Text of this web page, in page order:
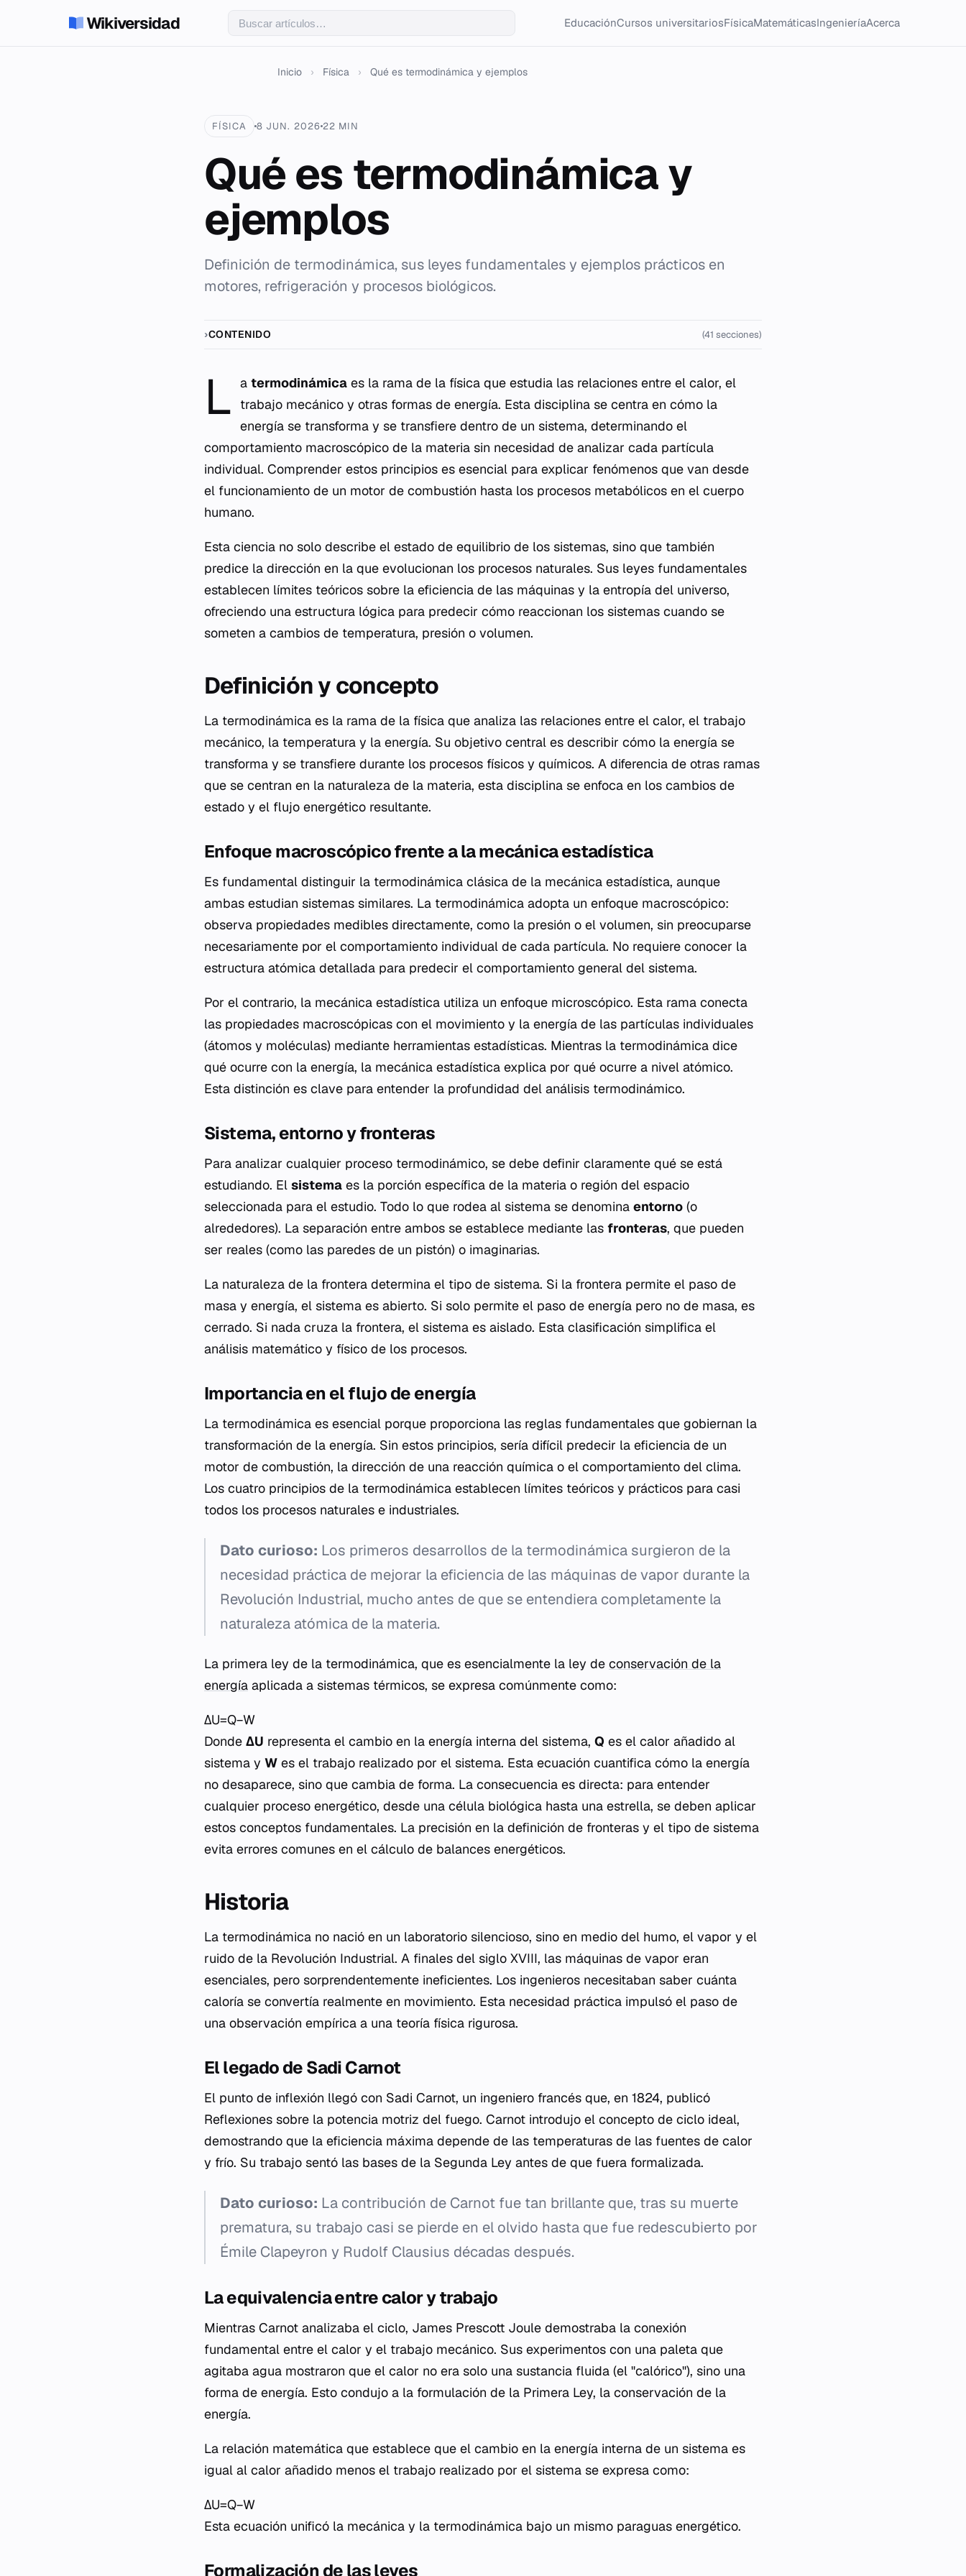
Wikiversidad EducaciónCursos universitariosFísicaMatemáticasIngenieríaAcerca
Inicio › Física › Qué es termodinámica y ejemplos
FÍSICA 8 JUN. 2026 22 MIN
Qué es termodinámica y
ejemplos
Definición de termodinámica, sus leyes fundamentales y ejemplos prácticos en
motores, refrigeración y procesos biológicos.
CONTENIDO (41 secciones)
L atermodinámica es la rama de la física que estudia las relaciones entre el calor, el
trabajo mecánico y otras formas de energía. Esta disciplina se centra en cómo la
energía se transforma y se transfiere dentro de un sistema, determinando el
comportamiento macroscópico de la materia sin necesidad de analizar cada partícula
individual. Comprender estos principios es esencial para explicar fenómenos que van desde
el funcionamiento de un motor de combustión hasta los procesos metabólicos en el cuerpo
humano.
Esta ciencia no solo describe el estado de equilibrio de los sistemas, sino que también
predice la dirección en la que evolucionan los procesos naturales. Sus leyes fundamentales
establecen límites teóricos sobre la eficiencia de las máquinas y la entropía del universo,
ofreciendo una estructura lógica para predecir cómo reaccionan los sistemas cuando se
someten a cambios de temperatura, presión o volumen.
Definición y concepto
La termodinámica es la rama de la física que analiza las relaciones entre el calor, el trabajo
mecánico, la temperatura y la energía. Su objetivo central es describir cómo la energía se
transforma y se transfiere durante los procesos físicos y químicos. A diferencia de otras ramas
que se centran en la naturaleza de la materia, esta disciplina se enfoca en los cambios de
estado y el flujo energético resultante.
Enfoque macroscópico frente a la mecánica estadística
Es fundamental distinguir la termodinámica clásica de la mecánica estadística, aunque
ambas estudian sistemas similares. La termodinámica adopta un enfoque macroscópico:
observa propiedades medibles directamente, como la presión o el volumen, sin preocuparse
necesariamente por el comportamiento individual de cada partícula. No requiere conocer la
estructura atómica detallada para predecir el comportamiento general del sistema.
Por el contrario, la mecánica estadística utiliza un enfoque microscópico. Esta rama conecta
las propiedades macroscópicas con el movimiento y la energía de las partículas individuales
(átomos y moléculas) mediante herramientas estadísticas. Mientras la termodinámica dice
qué ocurre con la energía, la mecánica estadística explica por qué ocurre a nivel atómico.
Esta distinción es clave para entender la profundidad del análisis termodinámico.
Sistema, entorno y fronteras
Para analizar cualquier proceso termodinámico, se debe definir claramente qué se está
estudiando. El sistema es la porción específica de la materia o región del espacio
seleccionada para el estudio. Todo lo que rodea al sistema se denomina entorno (o
alrededores). La separación entre ambos se establece mediante las fronteras, que pueden
ser reales (como las paredes de un pistón) o imaginarias.
La naturaleza de la frontera determina el tipo de sistema. Si la frontera permite el paso de
masa y energía, el sistema es abierto. Si solo permite el paso de energía pero no de masa, es
cerrado. Si nada cruza la frontera, el sistema es aislado. Esta clasificación simplifica el
análisis matemático y físico de los procesos.
Importancia en el flujo de energía
La termodinámica es esencial porque proporciona las reglas fundamentales que gobiernan la
transformación de la energía. Sin estos principios, sería difícil predecir la eficiencia de un
motor de combustión, la dirección de una reacción química o el comportamiento del clima.
Los cuatro principios de la termodinámica establecen límites teóricos y prácticos para casi
todos los procesos naturales e industriales.
Dato curioso: Los primeros desarrollos de la termodinámica surgieron de la
necesidad práctica de mejorar la eficiencia de las máquinas de vapor durante la
Revolución Industrial, mucho antes de que se entendiera completamente la
naturaleza atómica de la materia.
La primera ley de la termodinámica, que es esencialmente la ley de conservación de la
energía aplicada a sistemas térmicos, se expresa comúnmente como:
ΔU=Q−W
Donde ΔU representa el cambio en la energía interna del sistema, Q es el calor añadido al
sistema y W es el trabajo realizado por el sistema. Esta ecuación cuantifica cómo la energía
no desaparece, sino que cambia de forma. La consecuencia es directa: para entender
cualquier proceso energético, desde una célula biológica hasta una estrella, se deben aplicar
estos conceptos fundamentales. La precisión en la definición de fronteras y el tipo de sistema
evita errores comunes en el cálculo de balances energéticos.
Historia
La termodinámica no nació en un laboratorio silencioso, sino en medio del humo, el vapor y el
ruido de la Revolución Industrial. A finales del siglo XVIII, las máquinas de vapor eran
esenciales, pero sorprendentemente ineficientes. Los ingenieros necesitaban saber cuánta
caloría se convertía realmente en movimiento. Esta necesidad práctica impulsó el paso de
una observación empírica a una teoría física rigurosa.
El legado de Sadi Carnot
El punto de inflexión llegó con Sadi Carnot, un ingeniero francés que, en 1824, publicó
Reflexiones sobre la potencia motriz del fuego. Carnot introdujo el concepto de ciclo ideal,
demostrando que la eficiencia máxima depende de las temperaturas de las fuentes de calor
y frío. Su trabajo sentó las bases de la Segunda Ley antes de que fuera formalizada.
Dato curioso: La contribución de Carnot fue tan brillante que, tras su muerte
prematura, su trabajo casi se pierde en el olvido hasta que fue redescubierto por
Émile Clapeyron y Rudolf Clausius décadas después.
La equivalencia entre calor y trabajo
Mientras Carnot analizaba el ciclo, James Prescott Joule demostraba la conexión
fundamental entre el calor y el trabajo mecánico. Sus experimentos con una paleta que
agitaba agua mostraron que el calor no era solo una sustancia fluida (el "calórico"), sino una
forma de energía. Esto condujo a la formulación de la Primera Ley, la conservación de la
energía.
La relación matemática que establece que el cambio en la energía interna de un sistema es
igual al calor añadido menos el trabajo realizado por el sistema se expresa como:
ΔU=Q−W
Esta ecuación unificó la mecánica y la termodinámica bajo un mismo paraguas energético.
Formalización de las leyes